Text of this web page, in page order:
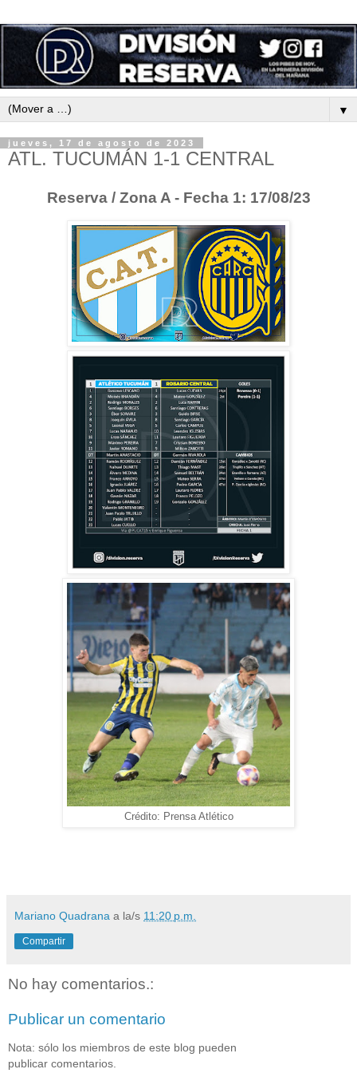
▼
jueves, 17 de agosto de 2023
ATL. TUCUMÁN 1-1 CENTRAL
Reserva / Zona A - Fecha 1: 17/08/23
Crédito: Prensa Atlético
Mariano Quadrana a la/s 11:20 p.m.
Compartir
No hay comentarios.:
Publicar un comentario
Nota: sólo los miembros de este blog pueden
publicar comentarios.